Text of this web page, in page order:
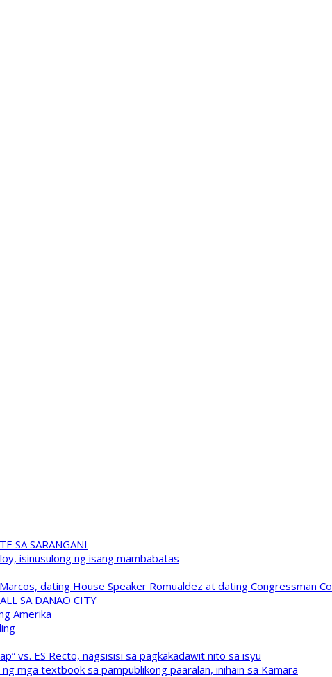
SA SARANGANI
isinusulong ng isang mambabatas
dating House Speaker Romualdez at dating Congressman Co
SA DANAO CITY
Amerika
vs. ES Recto, nagsisisi sa pagkakadawit nito sa isyu
mga textbook sa pampublikong paaralan, inihain sa Kamara